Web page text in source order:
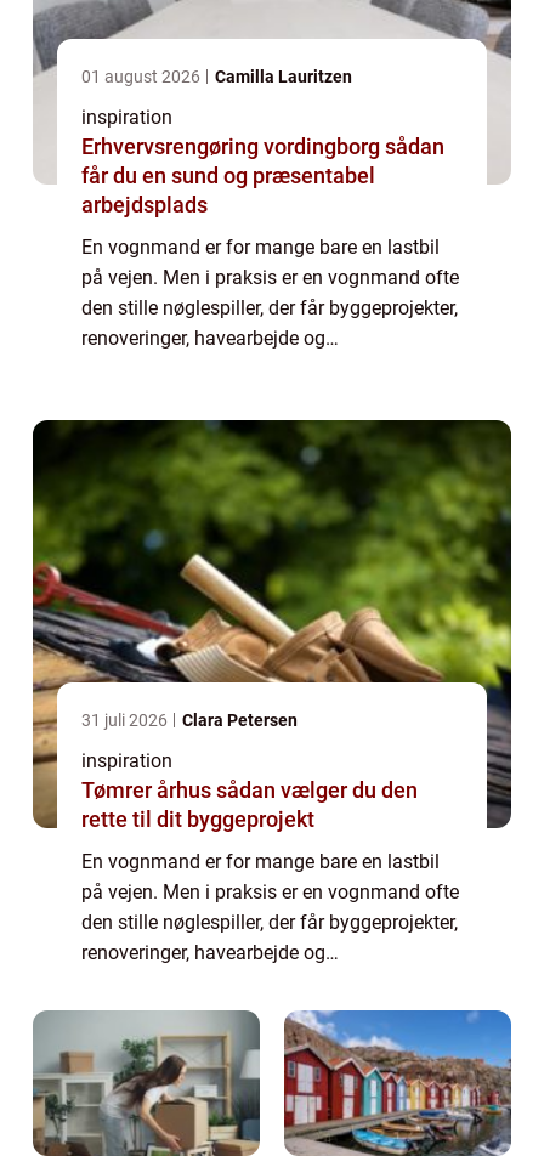
01 august 2026 Camilla Lauritzen
inspiration
Erhvervsrengøring vordingborg sådan
får du en sund og præsentabel
arbejdsplads
En vognmand er for mange bare en lastbil
på vejen. Men i praksis er en vognmand ofte
den stille nøglespiller, der får byggeprojekter,
renoveringer, havearbejde og
31 juli 2026 Clara Petersen
inspiration
Tømrer århus sådan vælger du den
rette til dit byggeprojekt
En vognmand er for mange bare en lastbil
på vejen. Men i praksis er en vognmand ofte
den stille nøglespiller, der får byggeprojekter,
renoveringer, havearbejde og
p&ar...